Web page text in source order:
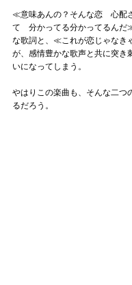
≪意味あんの？そんな恋 心配
て 分かってる分かってるんだ
な歌詞と、≪これが恋じゃなき
が、感情豊かな歌声と共に突き
いになってしまう。
やはりこの楽曲も、そんな二つ
るだろう。